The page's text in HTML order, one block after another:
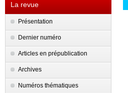
La revue
Présentation
Dernier numéro
Articles en prépublication
Archives
Numéros thématiques